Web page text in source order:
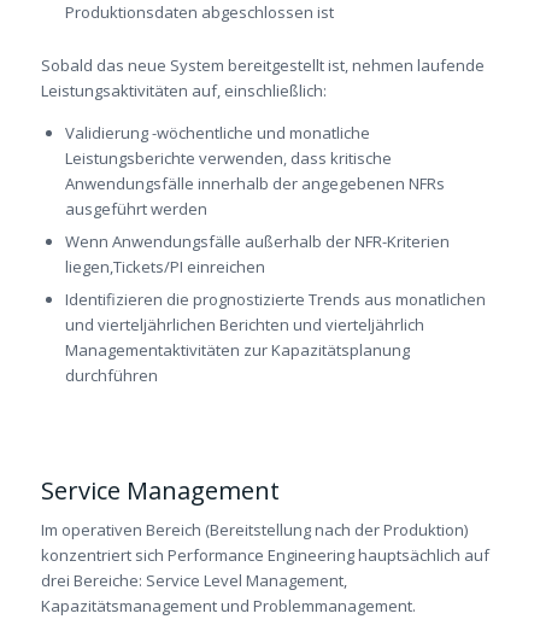
Produktionsdaten abgeschlossen ist
Sobald das neue System bereitgestellt ist, nehmen laufende
Leistungsaktivitäten auf, einschließlich:
Validierung -wöchentliche und monatliche
Leistungsberichte verwenden, dass kritische
Anwendungsfälle innerhalb der angegebenen NFRs
ausgeführt werden
Wenn Anwendungsfälle außerhalb der NFR-Kriterien
liegen,Tickets/PI einreichen
Identifizieren die prognostizierte Trends aus monatlichen
und vierteljährlichen Berichten und vierteljährlich
Managementaktivitäten zur Kapazitätsplanung
durchführen
Service Management
Im operativen Bereich (Bereitstellung nach der Produktion)
konzentriert sich Performance Engineering hauptsächlich auf
drei Bereiche: Service Level Management,
Kapazitätsmanagement und Problemmanagement.